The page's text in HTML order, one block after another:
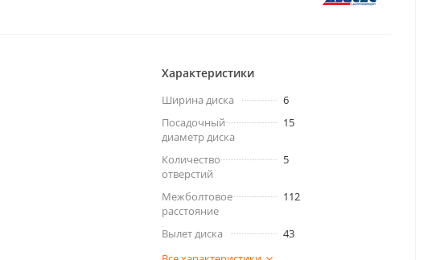
Характеристики
Ширина диска
6
Посадочный
диаметр диска
15
Количество
отверстий
5
Межболтовое
расстояние
112
Вылет диска
43